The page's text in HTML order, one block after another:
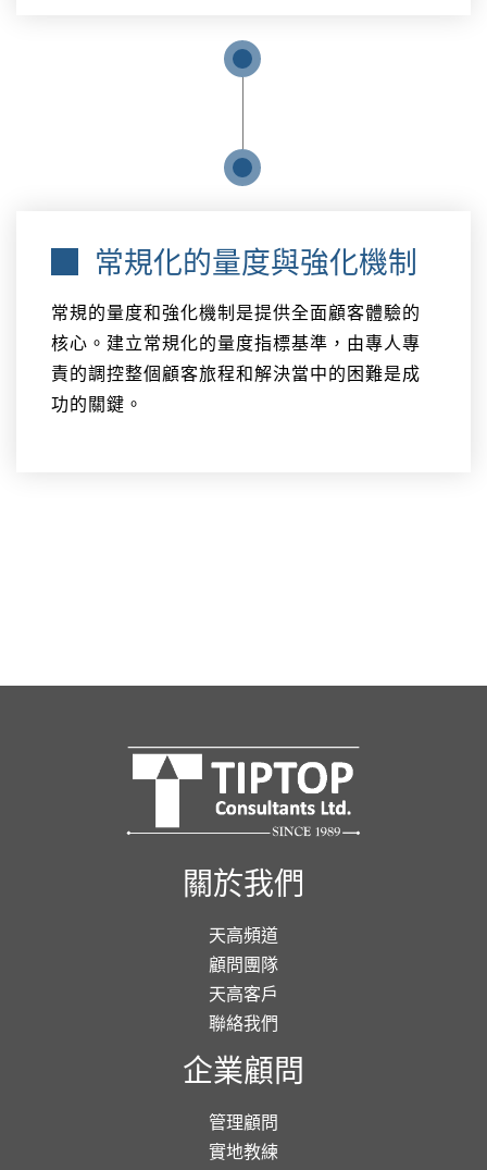
常規化的量度與強化機制
常規的量度和強化機制是提供全面顧客體驗的
核心。建立常規化的量度指標基準，由專人專
責的調控整個顧客旅程和解決當中的困難是成
功的關鍵。
關於我們
天高頻道
顧問團隊
天高客戶
聯絡我們
企業顧問
管理顧問
實地教練